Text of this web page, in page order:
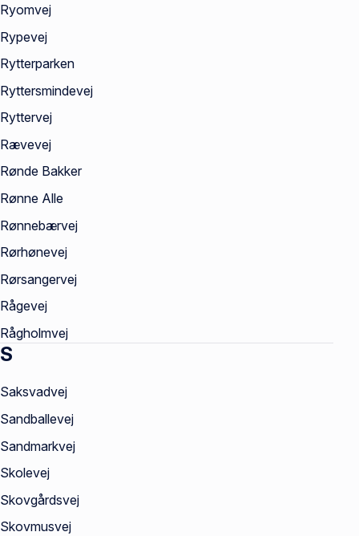
Ryomvej
Rypevej
Rytterparken
Ryttersmindevej
Ryttervej
Rævevej
Rønde Bakker
Rønne Alle
Rønnebærvej
Rørhønevej
Rørsangervej
Rågevej
Rågholmvej
S
Saksvadvej
Sandballevej
Sandmarkvej
Skolevej
Skovgårdsvej
Skovmusvej